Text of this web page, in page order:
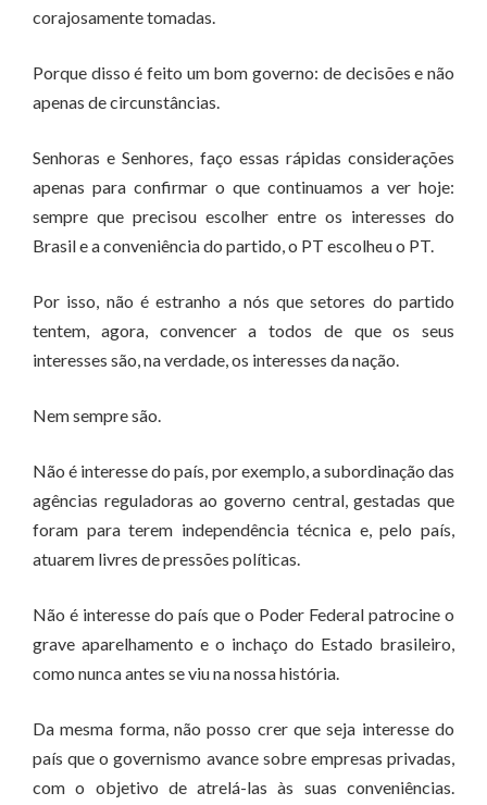
corajosamente tomadas.
Porque disso é feito um bom governo: de decisões e não
apenas de circunstâncias.
Senhoras e Senhores, faço essas rápidas considerações
apenas para confirmar o que continuamos a ver hoje:
sempre que precisou escolher entre os interesses do
Brasil e a conveniência do partido, o PT escolheu o PT.
Por isso, não é estranho a nós que setores do partido
tentem, agora, convencer a todos de que os seus
interesses são, na verdade, os interesses da nação.
Nem sempre são.
Não é interesse do país, por exemplo, a subordinação das
agências reguladoras ao governo central, gestadas que
foram para terem independência técnica e, pelo país,
atuarem livres de pressões políticas.
Não é interesse do país que o Poder Federal patrocine o
grave aparelhamento e o inchaço do Estado brasileiro,
como nunca antes se viu na nossa história.
Da mesma forma, não posso crer que seja interesse do
país que o governismo avance sobre empresas privadas,
com o objetivo de atrelá-las às suas conveniências.